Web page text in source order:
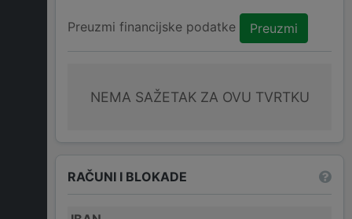
Preuzmi financijske podatke Preuzmi
NEMA SAŽETAK ZA OVU TVRTKU
RAČUNI I BLOKADE